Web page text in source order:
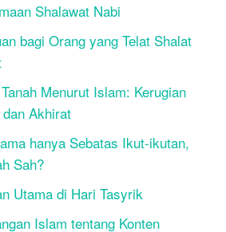
Shalawat Nabi
bagi Orang yang Telat Shalat
Menurut Islam: Kerugian
Akhirat
hanya Sebatas Ikut-ikutan,
Sah?
Utama di Hari Tasyrik
Islam tentang Konten